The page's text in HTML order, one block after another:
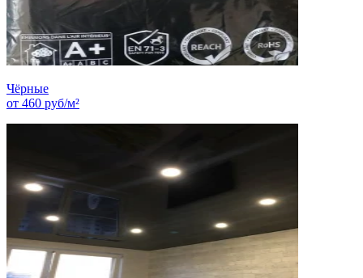
Чёрные
от 460 руб/м²